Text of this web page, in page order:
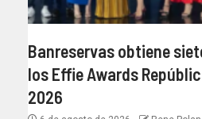
Banreservas obtiene
los Effie Awards
2026